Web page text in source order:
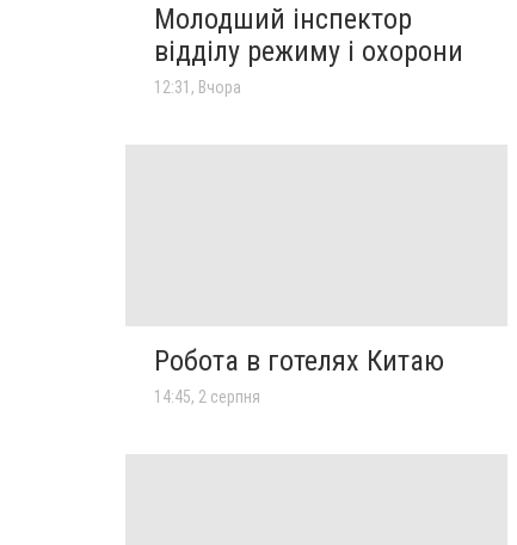
Молодший інспектор
відділу режиму і охорони
12:31, Вчора
Робота в готелях Китаю
14:45, 2 серпня